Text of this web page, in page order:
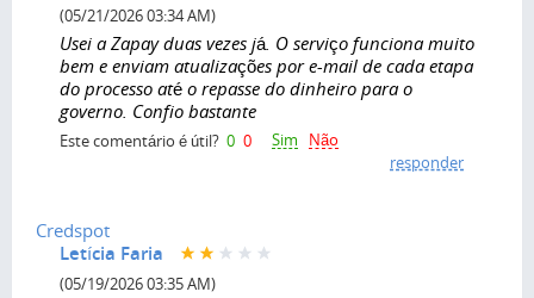
(05/21/2026 03:34 AM)
Usei a Zapay duas vezes já. O serviço funciona muito
bem e enviam atualizações por e-mail de cada etapa
do processo até o repasse do dinheiro para o
governo. Confio bastante
Este comentário é útil? 0 0 Sim
Não
responder
Credspot
Letícia Faria
(05/19/2026 03:35 AM)